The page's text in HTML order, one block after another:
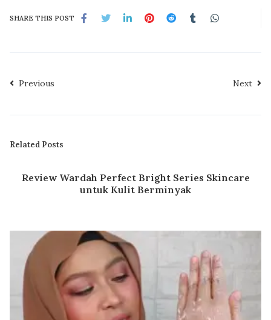
SHARE THIS POST
Previous Next
Related Posts
Review Wardah Perfect Bright Series Skincare
untuk Kulit Berminyak